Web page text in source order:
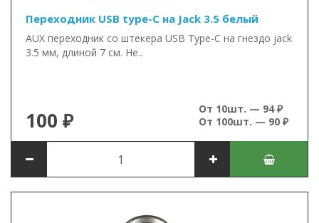
Переходник USB type-C на Jack 3.5 белый
AUX переходник со штекера USB Type-C на гнездо jack
3.5 мм, длиной 7 см. Не..
100 ₽
От 10шт. — 94 ₽
От 100шт. — 90 ₽